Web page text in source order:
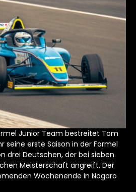
Junior Team bestreitet Tom
seine erste Saison in der Formel
drei Deutschen, der bei sieben
Meisterschaft angreift. Der
Wochenende in Nogaro